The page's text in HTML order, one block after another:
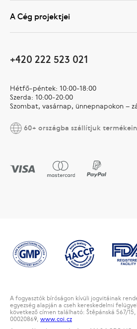
A Cég projektjei
+420 222 523 021
Hétfő-péntek: 10:00-18:00
Szerda: 10:00-20:00
Szombat, vasárnap, ünnepnapokon –
60+ országba szállítjuk
A fogyasztók bíróságon kívüli jogvitáinak
egyezség alapján a cseh kereskedelmi
következő címen található: Štěpánská 567/15,
00020869, www.coi.cz